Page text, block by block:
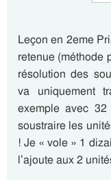
Leçon en 2eme
retenue (méthode
résolution des
va uniquement
exemple avec
soustraire les
! Je « vole » 1
l’ajoute aux 2